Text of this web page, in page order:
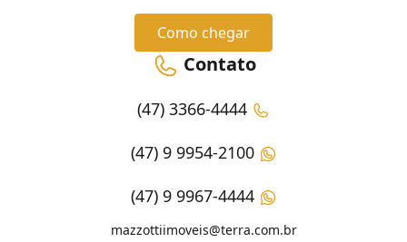
Como chegar
Contato
(47) 3366-4444
(47) 9 9954-2100
(47) 9 9967-4444
mazzottiimoveis@terra.com.br